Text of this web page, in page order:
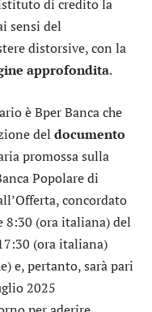
di credito la
sensi del
distorsive, con la
approfondita.
èBper Bancache
del documento
promossa sulla
Popolare di
concordato
8:30 (ora italiana) del
(ora italiana)
e, pertanto, sarà pari
2025